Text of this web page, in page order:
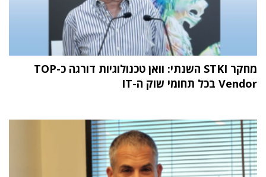
מחקר STKI השנתי: וואן טכנולוגיות דורגה כ-TOP
Vendor בכל תחומי שוק ה-IT